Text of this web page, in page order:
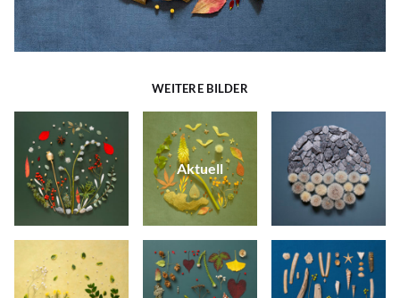
WEITERE BILDER
Aktuell